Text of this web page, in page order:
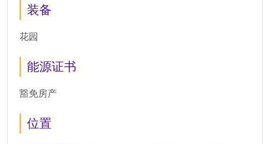
装备
花园
能源证书
豁免房产
位置